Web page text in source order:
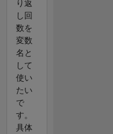
り返
し回
数を
変数
名と
して
使い
たい
で
す。
具体